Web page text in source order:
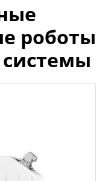
роботы